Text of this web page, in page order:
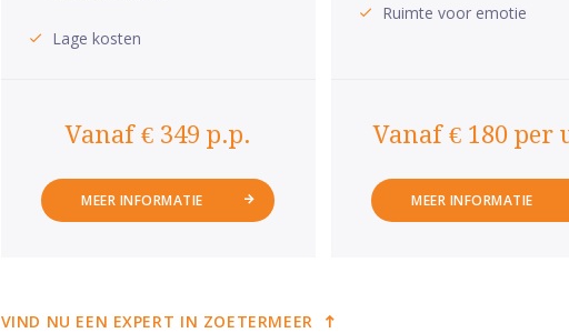
Lage kosten
Vanaf € 349 p.p.
MEER INFORMATIE
Ruimte voor emotie
Vanaf € 180 per
MEER INFORMATIE
VIND NU EEN EXPERT IN ZOETERMEER